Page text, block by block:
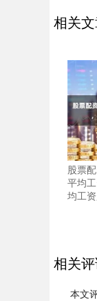
相关
股票
平均
均工
相关
本文